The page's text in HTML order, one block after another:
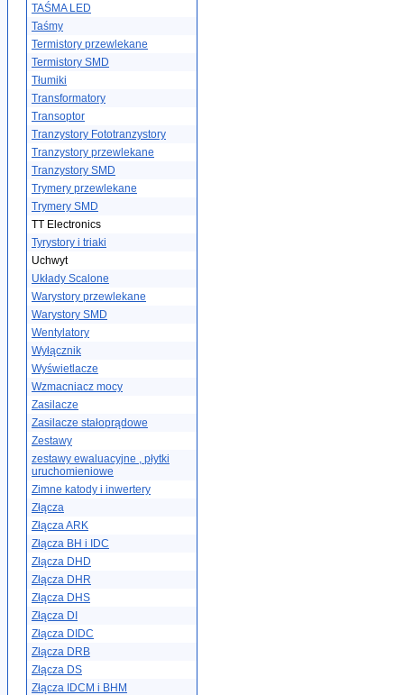
TAŚMA LED
Taśmy
Termistory przewlekane
Termistory SMD
Tłumiki
Transformatory
Transoptor
Tranzystory Fototranzystory
Tranzystory przewlekane
Tranzystory SMD
Trymery przewlekane
Trymery SMD
TT Electronics
Tyrystory i triaki
Uchwyt
Układy Scalone
Warystory przewlekane
Warystory SMD
Wentylatory
Wyłącznik
Wyświetlacze
Wzmacniacz mocy
Zasilacze
Zasilacze stałoprądowe
Zestawy
zestawy ewaluacyjne , płytki
uruchomieniowe
Zimne katody i inwertery
Złącza
Złącza ARK
Złącza BH i IDC
Złącza DHD
Złącza DHR
Złącza DHS
Złącza DI
Złącza DIDC
Złącza DRB
Złącza DS
Złącza IDCM i BHM